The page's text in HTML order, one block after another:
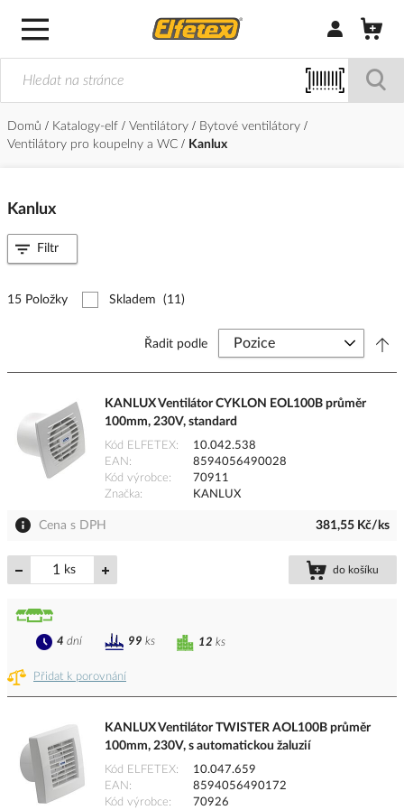
Přihlásit/
Domů Katalogy-elf Ventilátory
Bytové ventilátory
Ventilátory pro koupelny a WC
Kanlux
Kanlux
15 Položky Skladem (11)
Řadit podle
KANLUX Ventilátor CYKLON EOL100B průměr
100mm, 230V, standard
Kód ELFETEX
10.042.538
EAN
8594056490028
Kód výrobce
70911
Značka
KANLUX
Cena s DPH 381,55 Kč/ks
ks do košíku
Přidat k porovnání
12 ks
4 dní 99 ks
KANLUX Ventilátor TWISTER AOL100B průměr
100mm, 230V, s automatickou žaluzií
Kód ELFETEX
10.047.659
EAN
8594056490172
Kód výrobce
70926
Filtr